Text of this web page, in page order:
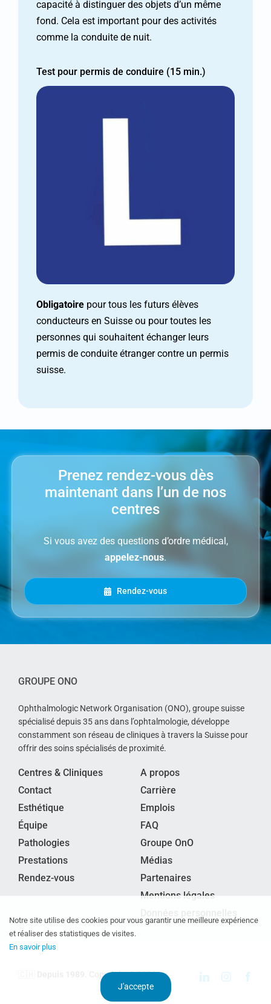
capacité à distinguer des objets d’un même
fond. Cela est important pour des activités
comme la conduite de nuit.
Test pour permis de conduire (15 min.)
Obligatoire pour tous les futurs élèves
conducteurs en Suisse ou pour toutes les
personnes qui souhaitent échanger leurs
permis de conduite étranger contre un permis
suisse.
Prenez rendez-vous dès
maintenant dans l’un de nos
centres
Si vous avez des questions d’ordre médical,
appelez-nous.
Rendez-vous
GROUPE ONO
Ophthalmologic Network Organisation (ONO), groupe suisse
spécialisé depuis 35 ans dans l’ophtalmologie, développe
constamment son réseau de cliniques à travers la Suisse pour
offrir des soins spécialisés de proximité.
Centres & Cliniques
Contact
Esthétique
Équipe
Pathologies
Prestations
Rendez-vous
A propos
Carrière
Emplois
FAQ
Groupe OnO
Médias
Partenaires
Mentions légales
. Copyright © 2024
Notre site utilise des cookies pour vous garantir une meilleure expérience
et réaliser des statistiques de visites.
En savoir plus
J'accepte